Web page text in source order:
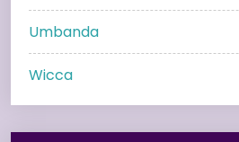
Umbanda
Wicca